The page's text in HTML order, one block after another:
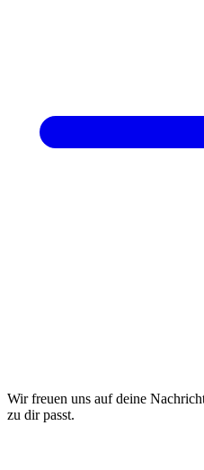
Wir freuen uns auf deine
zu dir passt.